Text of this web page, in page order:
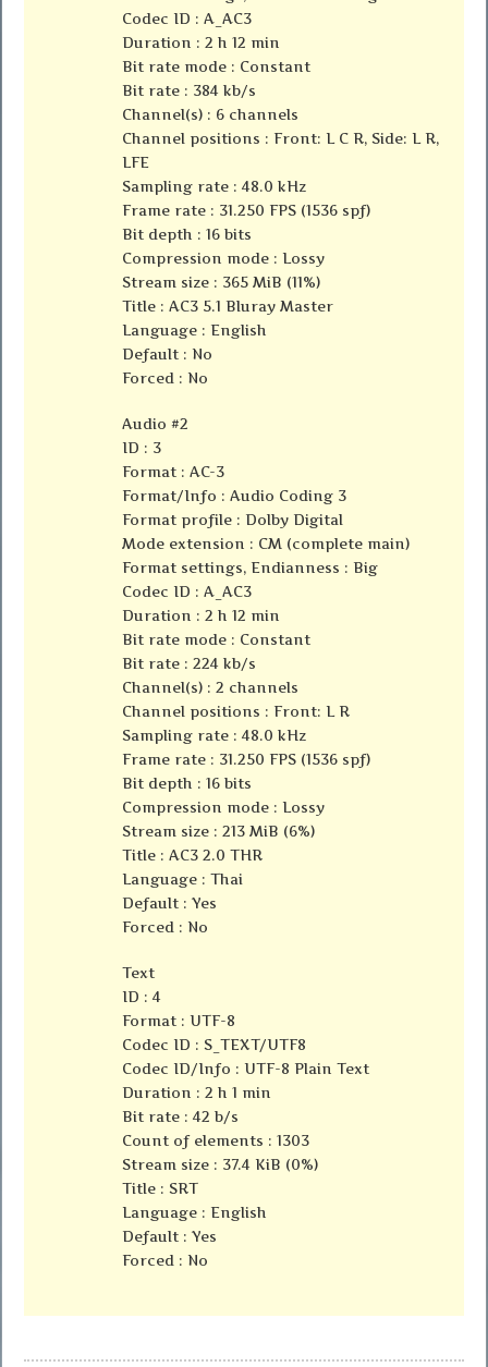
Codec ID : A_AC3
Duration : 2 h 12 min
Bit rate mode : Constant
Bit rate : 384 kb/s
Channel(s) : 6 channels
Channel positions : Front: L C R, Side: L R,
LFE
Sampling rate : 48.0 kHz
Frame rate : 31.250 FPS (1536 spf)
Bit depth : 16 bits
Compression mode : Lossy
Stream size : 365 MiB (11%)
Title : AC3 5.1 Bluray Master
Language : English
Default : No
Forced : No
Audio #2
ID : 3
Format : AC-3
Format/Info : Audio Coding 3
Format profile : Dolby Digital
Mode extension : CM (complete main)
Format settings, Endianness : Big
Codec ID : A_AC3
Duration : 2 h 12 min
Bit rate mode : Constant
Bit rate : 224 kb/s
Channel(s) : 2 channels
Channel positions : Front: L R
Sampling rate : 48.0 kHz
Frame rate : 31.250 FPS (1536 spf)
Bit depth : 16 bits
Compression mode : Lossy
Stream size : 213 MiB (6%)
Title : AC3 2.0 THR
Language : Thai
Default : Yes
Forced : No
Text
ID : 4
Format : UTF-8
Codec ID : S_TEXT/UTF8
Codec ID/Info : UTF-8 Plain Text
Duration : 2 h 1 min
Bit rate : 42 b/s
Count of elements : 1303
Stream size : 37.4 KiB (0%)
Title : SRT
Language : English
Default : Yes
Forced : No